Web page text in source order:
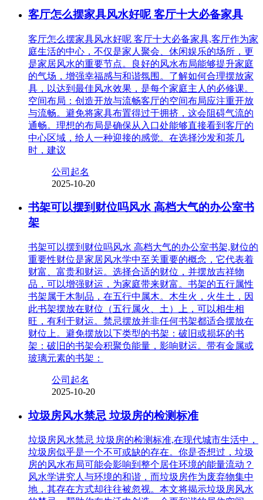
客厅怎么摆家具风水好呢 客厅十大必备家具
客厅怎么摆家具风水好呢 客厅十大必备家具,客厅作为家
庭生活的中心，不仅是家人聚会、休闲娱乐的场所，更
是家居风水的重要节点。良好的风水布局能够提升家庭
的气场，增强幸福感与和谐氛围。了解如何合理摆放家
具，以达到最佳风水效果，是每个家庭主人的必修课。
空间布局：创造开放与流畅客厅的空间布局应注重开放
与流畅。避免将家具布置得过于拥挤，这会阻碍气流的
通畅。理想的布局是确保从入口处能够直接看到客厅的
中心区域，给人一种迎接的感觉。在选择沙发和茶几
时，建议
公司起名
2025-10-20
书架可以摆到财位吗风水 高档大气的办公室书
架
书架可以摆到财位吗风水 高档大气的办公室书架,财位的
重要性财位是家居风水学中至关重要的概念，它代表着
财富、富贵和财运。选择合适的财位，并摆放吉祥物
品，可以增强财运，为家庭带来财富。书架的五行属性
书架属于木制品，在五行中属木。木生火，火生土，因
此书架摆放在财位（五行属火、土）上，可以相生相
旺，有利于财运。禁忌摆放并非任何书架都适合摆放在
财位上。避免摆放以下类型的书架：破旧或损坏的书
架：破旧的书架会积聚负能量，影响财运。带有金属或
玻璃元素的书架：
公司起名
2025-10-20
垃圾房风水禁忌 垃圾房的检测标准
垃圾房风水禁忌 垃圾房的检测标准,在现代城市生活中，
垃圾房似乎是一个不可或缺的存在。你是否想过，垃圾
房的风水布局可能会影响到整个居住环境的能量流动？
风水学讲究人与环境的和谐，而垃圾房作为废弃物集中
地，其存在方式却往往被忽视。本文将揭示垃圾房风水